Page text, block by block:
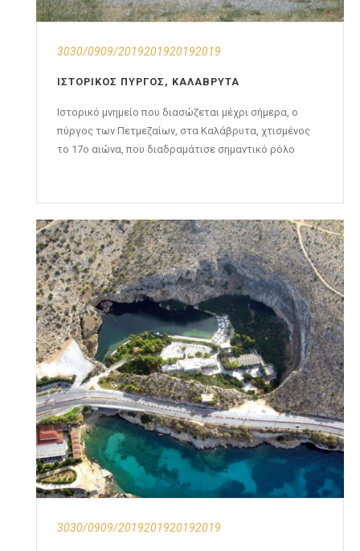
3030/0909/2019201920192019
ΙΣΤΟΡΙΚΌΣ ΠΎΡΓΟΣ, ΚΑΛΆΒΡΥΤΑ
Ιστορικό μνημείο που διασώζεται μέχρι σήμερα, ο
πύργος των Πετμεζαίων, στα Καλάβρυτα, χτισμένος
το 17ο αιώνα, που διαδραμάτισε σημαντικό ρόλο
3030/0909/2019201920192019